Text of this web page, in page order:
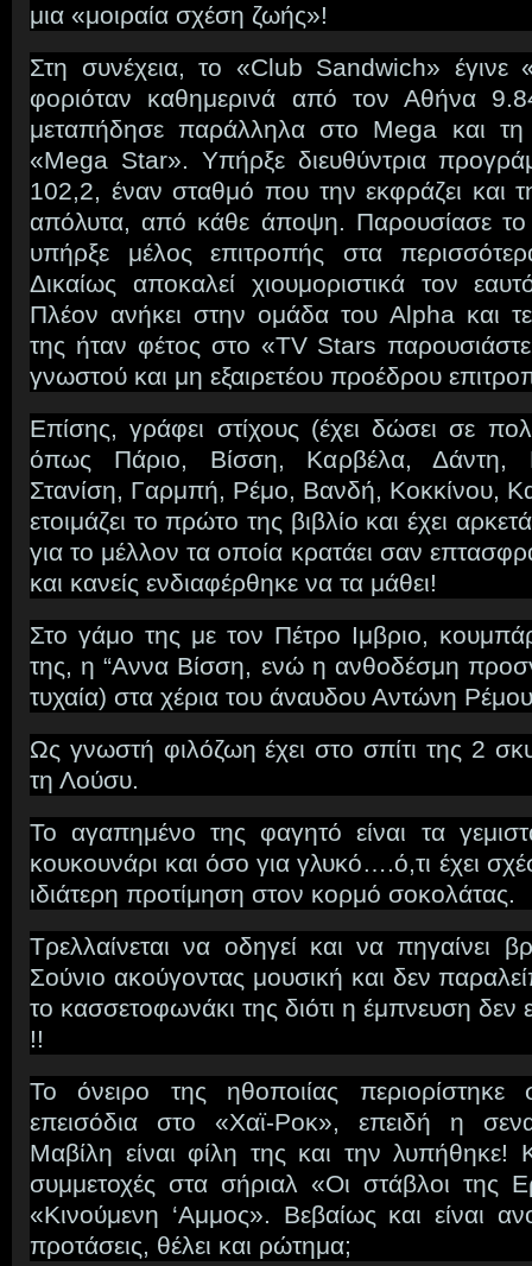
μια «μοιραία σχέση ζωής»!
Στη συνέχεια, το «Club Sandwich»
φοριόταν καθημερινά από τον Αθήνα
μεταπήδησε παράλληλα στο Mega και
«Mega Star». Yπήρξε διευθύντρια
102,2, έναν σταθμό που την εκφράζει και
απόλυτα, από κάθε άποψη. Παρουσίασε
υπήρξε μέλος επιτροπής στα
Δικαίως αποκαλεί χιουμοριστικά τον
Πλέον ανήκει στην ομάδα του Alpha και
της ήταν φέτος στο «TV Stars
γνωστού και μη εξαιρετέου προέδρου
Επίσης, γράφει στίχους (έχει δώσει σε
όπως Πάριο, Βίσση, Καρβέλα, Δάντη,
Στανίση, Γαρμπή, Ρέμο, Βανδή, Κοκκίνου,
ετοιμάζει το πρώτο της βιβλίο και έχει
για το μέλλον τα οποία κρατάει σαν
και κανείς ενδιαφέρθηκε να τα μάθει!
Στο γάμο της με τον Πέτρο Ιμβριο,
της, η “Αννα Βίσση, ενώ η ανθοδέσμη
τυχαία) στα χέρια του άναυδου Αντώνη
Ως γνωστή φιλόζωη έχει στο σπίτι της 2
τη Λούσυ.
Το αγαπημένο της φαγητό είναι τα
κουκουνάρι και όσο για γλυκό….ό,τι έχει
ιδιάτερη προτίμηση στον κορμό σοκολάτας.
Τρελλαίνεται να οδηγεί και να πηγαίνει
Σούνιο ακούγοντας μουσική και δεν
το κασσετοφωνάκι της διότι η έμπνευση δεν
!!
Το όνειρο της ηθοποιίας
επεισόδια στο «Χαϊ-Ροκ», επειδή η
Μαβίλη είναι φίλη της και την λυπήθηκε!
συμμετοχές στα σήριαλ «Οι στάβλοι της
«Κινούμενη ‘Αμμος». Βεβαίως και είναι
προτάσεις, θέλει και ρώτημα;